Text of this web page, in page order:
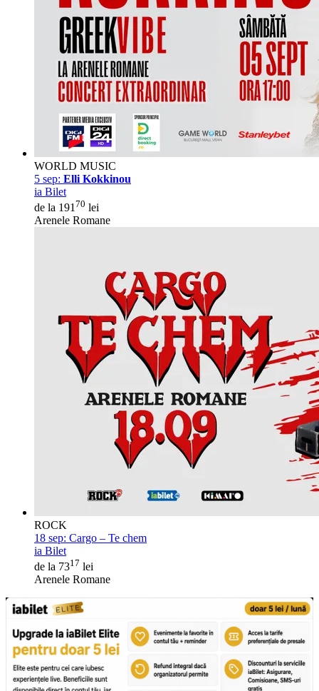
WORLD MUSIC
5 sep: Elli Kokkinou
ia Bilet
de la 191 70 lei
Arenele Romane
ROCK
18 sep: Cargo – Te chem
ia Bilet
de la 7317 lei
Arenele Romane